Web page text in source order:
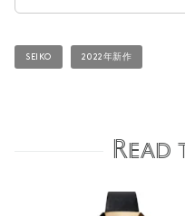
SEIKO 2022年新作